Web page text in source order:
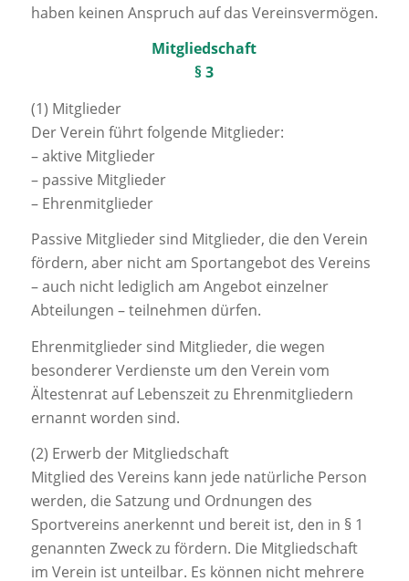
haben keinen Anspruch auf das Vereinsvermögen.
Mitgliedschaft
§ 3
(1) Mitglieder
Der Verein führt folgende Mitglieder:
– aktive Mitglieder
– passive Mitglieder
– Ehrenmitglieder
Passive Mitglieder sind Mitglieder, die den Verein
fördern, aber nicht am Sportangebot des Vereins
– auch nicht lediglich am Angebot einzelner
Abteilungen – teilnehmen dürfen.
Ehrenmitglieder sind Mitglieder, die wegen
besonderer Verdienste um den Verein vom
Ältestenrat auf Lebenszeit zu Ehrenmitgliedern
ernannt worden sind.
(2) Erwerb der Mitgliedschaft
Mitglied des Vereins kann jede natürliche Person
werden, die Satzung und Ordnungen des
Sportvereins anerkennt und bereit ist, den in § 1
genannten Zweck zu fördern. Die Mitgliedschaft
im Verein ist unteilbar. Es können nicht mehrere